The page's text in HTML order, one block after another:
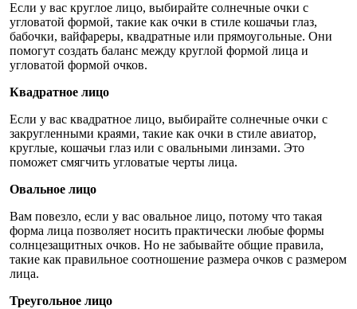
Если у вас круглое лицо, выбирайте солнечные очки с
угловатой формой, такие как очки в стиле кошачьи глаз,
бабочки, вайфареры, квадратные или прямоугольные. Они
помогут создать баланс между круглой формой лица и
угловатой формой очков.
Квадратное лицо
Если у вас квадратное лицо, выбирайте солнечные очки с
закругленными краями, такие как очки в стиле авиатор,
круглые, кошачьи глаз или с овальными линзами. Это
поможет смягчить угловатые черты лица.
Овальное лицо
Вам повезло, если у вас овальное лицо, потому что такая
форма лица позволяет носить практически любые формы
солнцезащитных очков. Но не забывайте общие правила,
такие как правильное соотношение размера очков с размером
лица.
Треугольное лицо